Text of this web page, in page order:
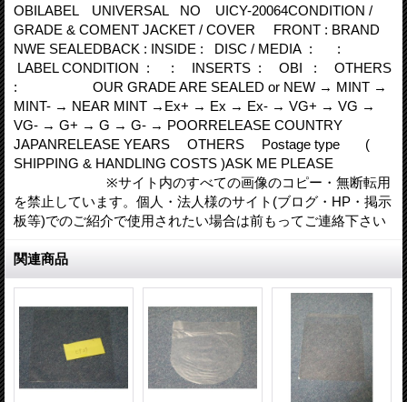
OBILABEL UNIVERSAL NO UICY-20064CONDITION /
GRADE & COMENT JACKET / COVER FRONT : BRAND
NWE SEALEDBACK : INSIDE : DISC / MEDIA : :
LABEL CONDITION : : INSERTS : OBI : OTHERS
: OUR GRADE ARE SEALED or NEW → MINT →
MINT- → NEAR MINT →Ex+ → Ex → Ex- → VG+ → VG →
VG- → G+ → G → G- → POORRELEASE COUNTRY
JAPANRELEASE YEARS OTHERS Postage type (
SHIPPING & HANDLING COSTS )ASK ME PLEASE
※サイト内のすべての画像のコピー・無断転用
を禁止しています。個人・法人様のサイト(ブログ・HP・掲示
板等)でのご紹介で使用されたい場合は前もってご連絡下さい
関連商品